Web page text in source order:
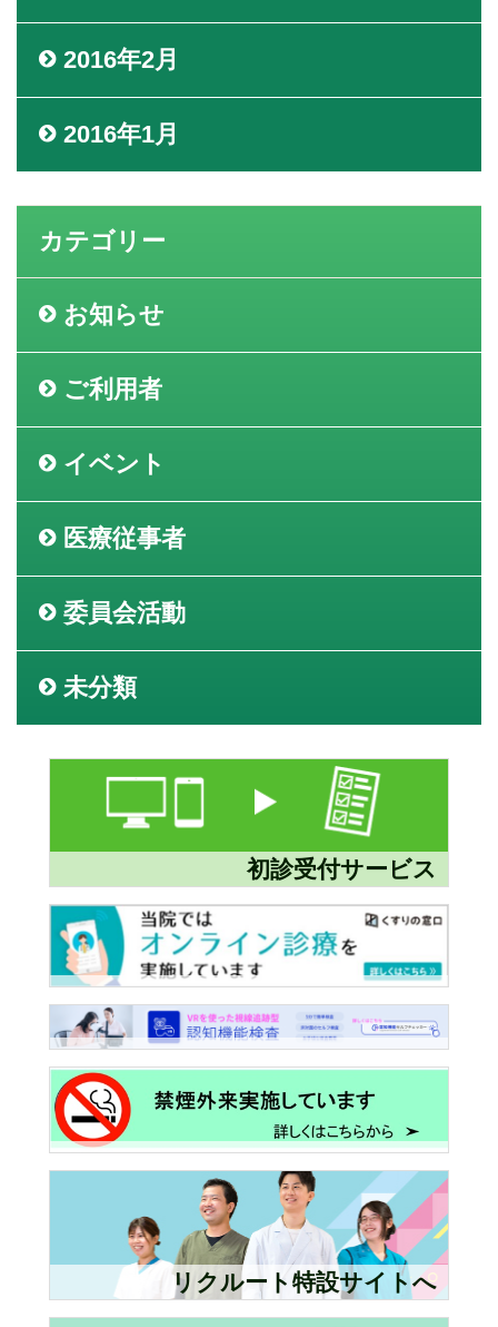
2016年2月
2016年1月
カテゴリー
お知らせ
ご利用者
イベント
医療従事者
委員会活動
未分類
初診受付サービス
リクルート特設サイトへ